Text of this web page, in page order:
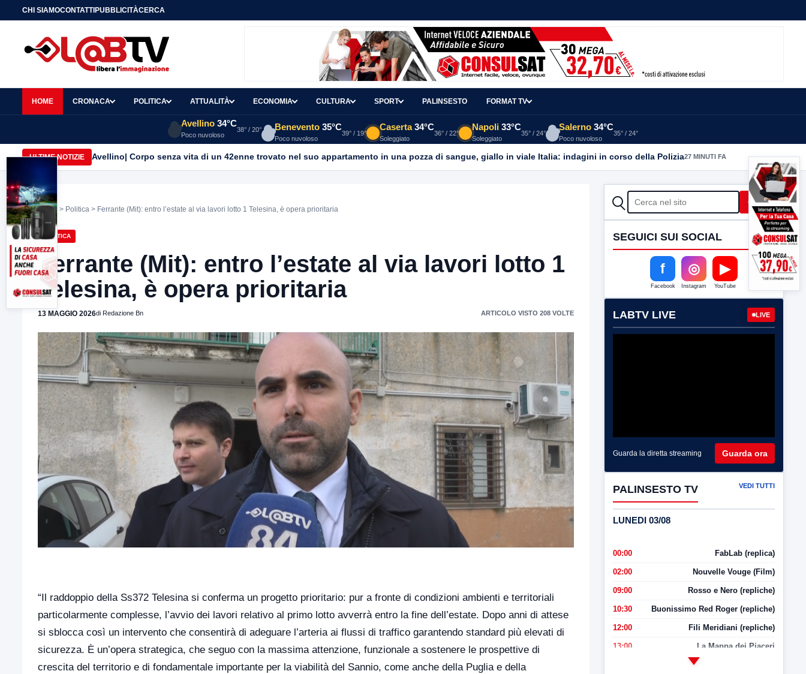
CHI SIAMOCONTATTIPUBBLICITÀCERCA
HOME CRONACA POLITICA ATTUALITÀ ECONOMIA CULTURA SPORT PALINSESTO FORMAT TV
Avellino 34°C
Poco nuvoloso
38° / 20° Benevento 35°C
Poco nuvoloso
39° / 19°
Caserta 34°C
Soleggiato
36° / 22°
Napoli 33°C
Soleggiato
35° / 24°
Salerno 34°C
Poco nuvoloso
35° / 24°
ULTIME NOTIZIE Mastella: “Ho subito una scarica d’odio incredibile: ho famiglia a due passi dal Calore”32 MINUTI FA
Home > Politica > Ferrante (Mit): entro l’estate al via lavori lotto 1 Telesina, è opera prioritaria
POLITICA
Ferrante (Mit): entro l’estate al via lavori lotto 1
Telesina, è opera prioritaria
13 MAGGIO 2026di Redazione Bn ARTICOLO VISTO 208 VOLTE
“Il raddoppio della Ss372 Telesina si conferma un progetto prioritario: pur a fronte di condizioni ambienti e territoriali
particolarmente complesse, l’avvio dei lavori relativo al primo lotto avverrà entro la fine dell’estate. Dopo anni di attese
si sblocca così un intervento che consentirà di adeguare l’arteria ai flussi di traffico garantendo standard più elevati di
sicurezza. È un’opera strategica, che seguo con la massima attenzione, funzionale a sostenere le prospettive di
crescita del territorio e di fondamentale importante per la viabilità del Sannio, come anche della Puglia e della
CERCA Cerca
SEGUICI SUI SOCIAL
f
Facebook
◎
Instagram
▶
YouTube
LABTV LIVE LIVE
Guarda la diretta streaming Guarda ora
PALINSESTO TV VEDI TUTTI
LUNEDI 03/08
00:00 FabLab (replica)
02:00 Nouvelle Vouge (Film)
09:00 Rosso e Nero (repliche)
10:30 Buonissimo Red Roger (repliche)
12:00 Fili Meridiani (repliche)
13:00 La Mappa dei Piaceri